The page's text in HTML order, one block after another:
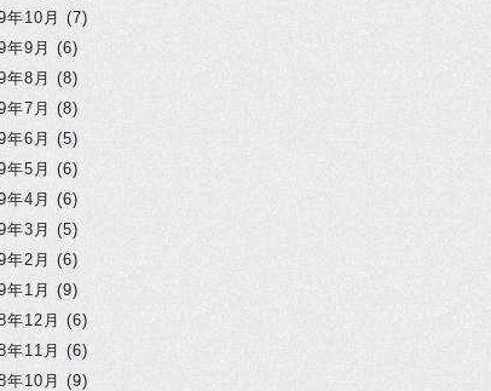
年10月 (7)
年9月 (6)
年8月 (8)
年7月 (8)
年6月 (5)
年5月 (6)
年4月 (6)
年3月 (5)
年2月 (6)
年1月 (9)
年12月 (6)
年11月 (6)
年10月 (9)